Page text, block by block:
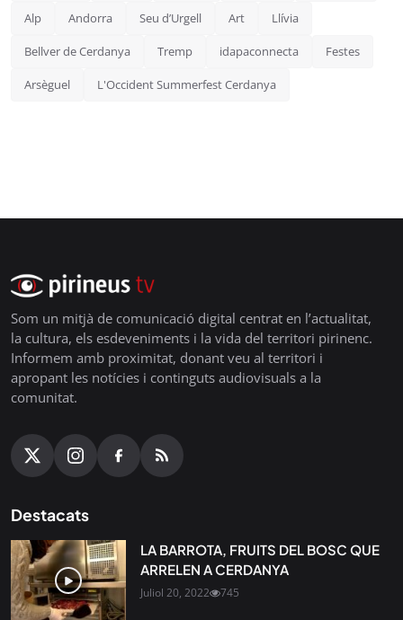
Alp Andorra Seu d’Urgell Art Llívia
Bellver de Cerdanya Tremp idapaconnecta Festes
Arsèguel L'Occident Summerfest Cerdanya
Som un mitjà de comunicació digital centrat en l’actualitat,
la cultura, els esdeveniments i la vida del territori pirinenc.
Informem amb proximitat, donant veu al territori i
apropant les notícies i continguts audiovisuals a la
comunitat.
Destacats
LA BARROTA, FRUITS DEL BOSC QUE
ARRELEN A CERDANYA
Juliol 20, 2022 745